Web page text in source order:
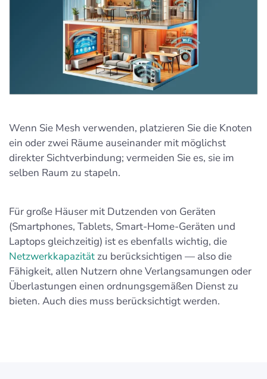
Wenn Sie Mesh verwenden, platzieren Sie die Knoten
ein oder zwei Räume auseinander mit möglichst
direkter Sichtverbindung; vermeiden Sie es, sie im
selben Raum zu stapeln.
Für große Häuser mit Dutzenden von Geräten
(Smartphones, Tablets, Smart-Home-Geräten und
Laptops gleichzeitig) ist es ebenfalls wichtig, die
Netzwerkkapazität zu berücksichtigen — also die
Fähigkeit, allen Nutzern ohne Verlangsamungen oder
Überlastungen einen ordnungsgemäßen Dienst zu
bieten. Auch dies muss berücksichtigt werden.